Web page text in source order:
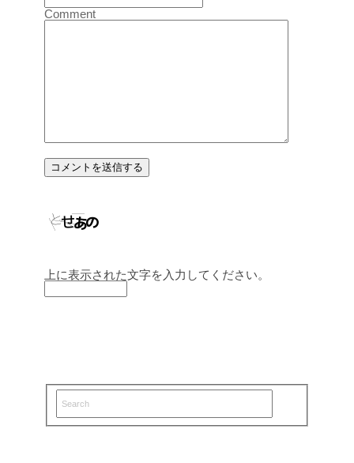
Comment
上に表示された文字を入力してください。